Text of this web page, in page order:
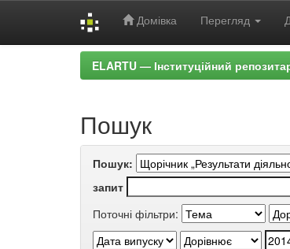
Домівка Перегляд
ELARTU — Інституційний
Пошук
Пошук:
запит
Поточні фільтри: